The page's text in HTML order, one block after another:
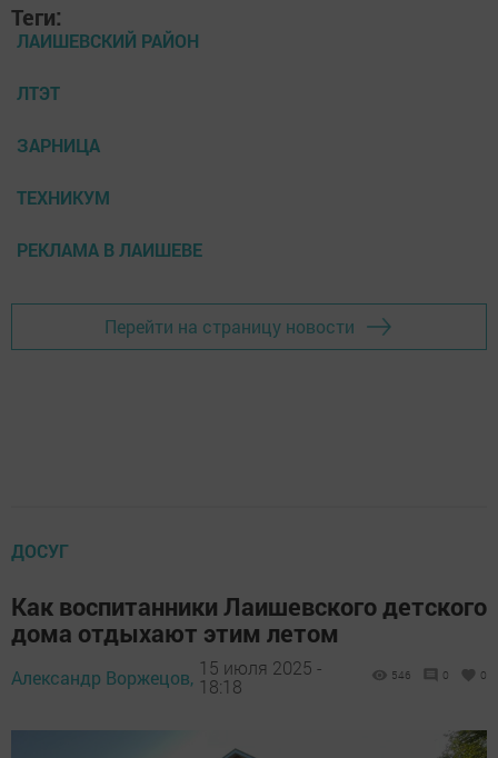
Теги:
ЛАИШЕВСКИЙ РАЙОН
ЛТЭТ
ЗАРНИЦА
ТЕХНИКУМ
РЕКЛАМА В ЛАИШЕВЕ
Перейти на страницу новости
ДОСУГ
Как воспитанники Лаишевского детского
дома отдыхают этим летом
Александр Воржецов, 15 июля 2025 -
18:18
546 0 0